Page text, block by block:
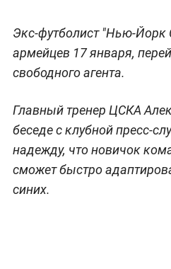
Экс-футболист "Нью-Йорк
армейцев 17 января,
свободного агента.
Главный тренер ЦСКА
беседе с клубной пресс-
надежду, что новичок
сможет быстро
синих.